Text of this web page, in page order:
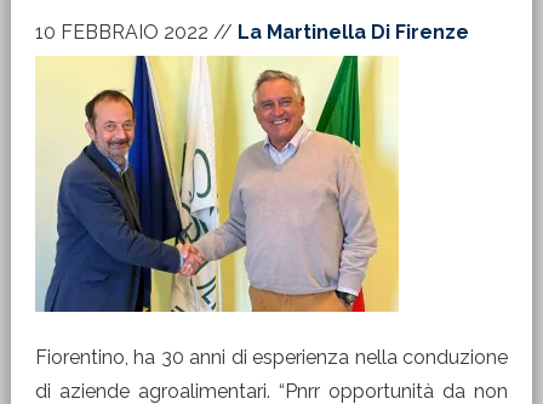
10 FEBBRAIO 2022 // La Martinella Di Firenze
Fiorentino, ha 30 anni di esperienza nella conduzione
di aziende agroalimentari. “Pnrr opportunità da non